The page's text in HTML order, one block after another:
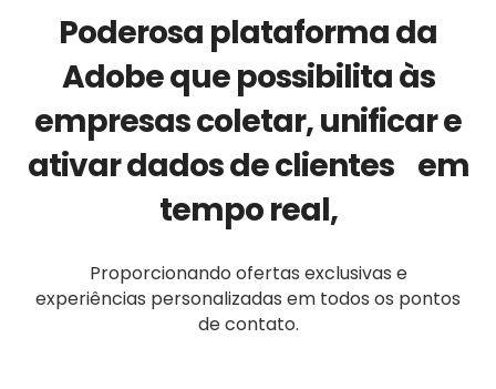
Poderosa plataforma da
Adobe que possibilita às
empresas coletar, unificar e
ativar dados de clientes em
tempo real,
Proporcionando ofertas exclusivas e
experiências personalizadas em todos os pontos
de contato.